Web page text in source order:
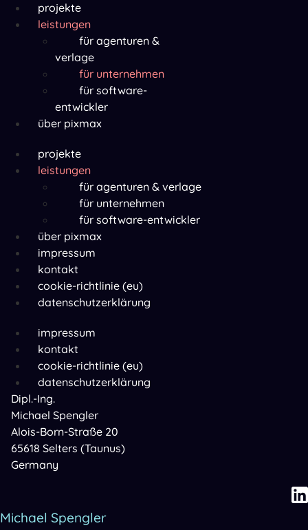
Menü
projekte
leistungen
für agenturen &
verlage
für unternehmen
für software-
entwickler
über pixmax
Menü
projekte
leistungen
für agenturen & verlage
für unternehmen
für software-entwickler
über pixmax
Menü
impressum
kontakt
cookie-richtlinie (eu)
datenschutzerklärung
Menü
impressum
kontakt
cookie-richtlinie (eu)
datenschutzerklärung
Dipl.-Ing.
Michael Spengler
Alois-Born-Straße 20
65618 Selters (Taunus)
Germany
Michael Spengler